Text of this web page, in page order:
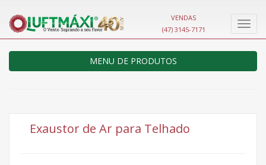
VENDAS
(47) 3145-7171
MENU DE PRODUTOS
Exaustor de Ar para Telhado